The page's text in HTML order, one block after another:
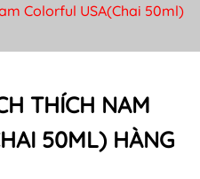
Colorful USA(Chai 50ml)
THÍCH NAM
50ML) HÀNG